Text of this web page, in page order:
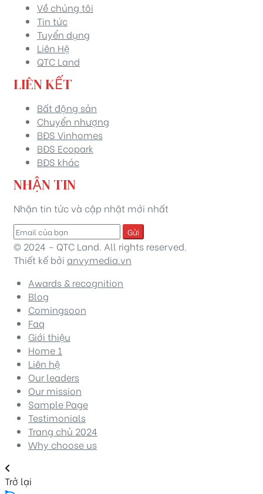
Về chúng tôi
Tin tức
Tuyển dụng
Liên Hệ
QTC Land
LIÊN KẾT
Bất động sản
Chuyển nhượng
BĐS Vinhomes
BĐS Ecopark
BĐS khác
NHẬN TIN
Nhận tin tức và cập nhật mới nhất
Gửi
© 2024 – QTC Land. All rights reserved.
Thiết kế bởi anvymedia.vn
Awards & recognition
Blog
Comingsoon
Faq
Giới thiệu
Home 1
Liên hệ
Our leaders
Our mission
Sample Page
Testimonials
Trang chủ 2024
Why choose us
Trở lại